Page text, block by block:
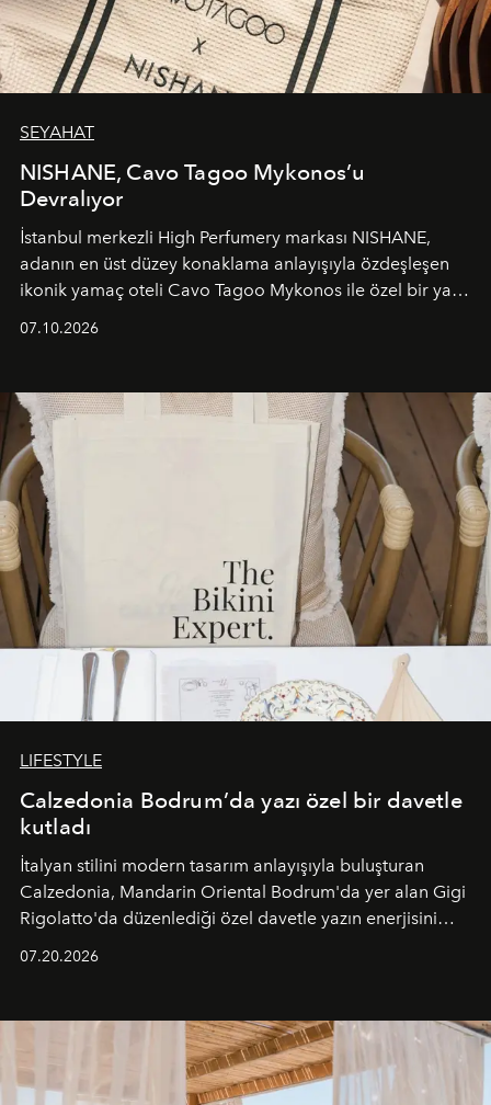
SEYAHAT
NISHANE, Cavo Tagoo Mykonos’u
Devralıyor
İstanbul merkezli High Perfumery markası NISHANE,
adanın en üst düzey konaklama anlayışıyla özdeşleşen
ikonik yamaç oteli Cavo Tagoo Mykonos ile özel bir yaz
buluşturarak markanın Cavo Tagoo’daki varlığını
sürükleyici ve mevsime özel bir deneyime dönüştürüyor.
07.10.2026
LIFESTYLE
Calzedonia Bodrum’da yazı özel bir davetle
kutladı
İtalyan stilini modern tasarım anlayışıyla buluşturan
Calzedonia, Mandarin Oriental Bodrum'da yer alan Gigi
Rigolatto'da düzenlediği özel davetle yazın enerjisini
07.20.2026